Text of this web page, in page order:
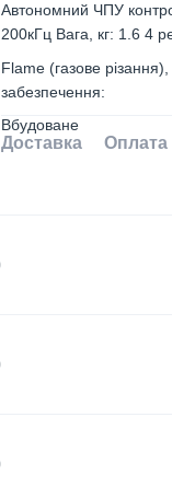
Автономний ЧПУ
200кГц Вага, кг: 1.6 4
Flame (газове
забезпечення:
Вбудоване
Доставка Оплата